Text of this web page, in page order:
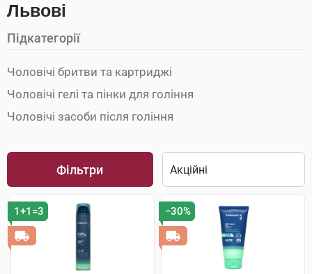
Львові
Підкатегорії
Чоловічі бритви та картриджі
Чоловічі гелі та пінки для гоління
Чоловічі засоби після гоління
Фільтри
1+1=3 −30%